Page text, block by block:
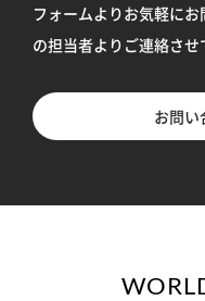
フォームよりお気軽にお
の担当者よりご連絡させ
お問い